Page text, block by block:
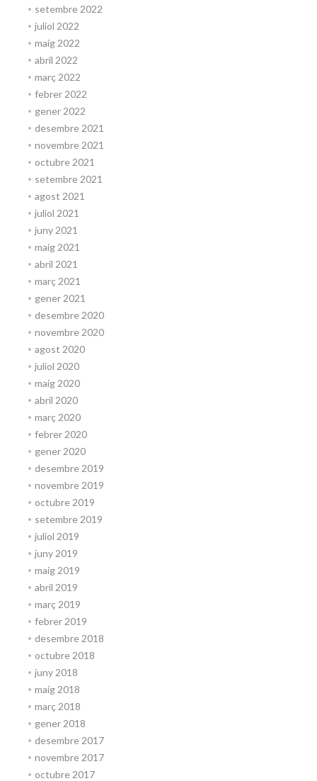
setembre 2022
juliol 2022
maig 2022
abril 2022
març 2022
febrer 2022
gener 2022
desembre 2021
novembre 2021
octubre 2021
setembre 2021
agost 2021
juliol 2021
juny 2021
maig 2021
abril 2021
març 2021
gener 2021
desembre 2020
novembre 2020
agost 2020
juliol 2020
maig 2020
abril 2020
març 2020
febrer 2020
gener 2020
desembre 2019
novembre 2019
octubre 2019
setembre 2019
juliol 2019
juny 2019
maig 2019
abril 2019
març 2019
febrer 2019
desembre 2018
octubre 2018
juny 2018
maig 2018
març 2018
gener 2018
desembre 2017
novembre 2017
octubre 2017